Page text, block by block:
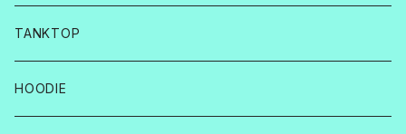
TANKTOP
HOODIE